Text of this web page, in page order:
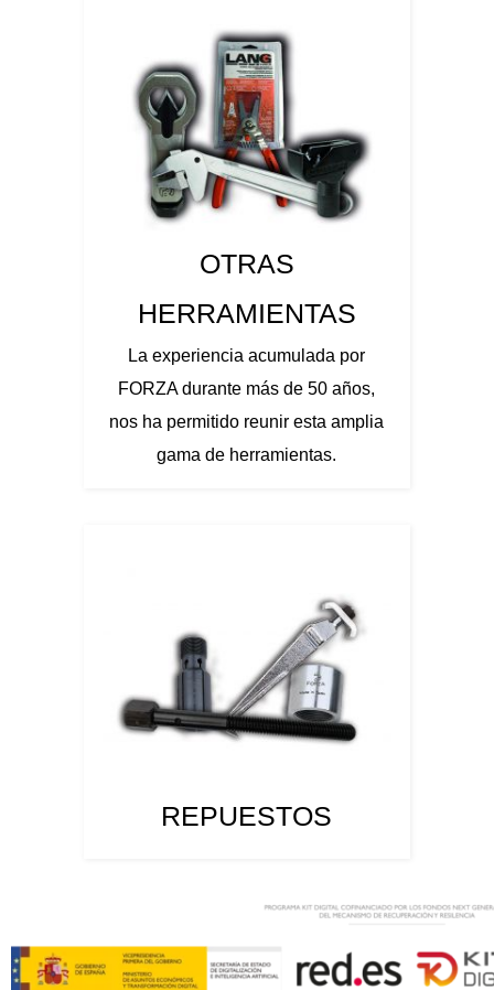
OTRAS
HERRAMIENTAS
La experiencia acumulada por
FORZA durante más de 50 años,
nos ha permitido reunir esta amplia
gama de herramientas.
REPUESTOS